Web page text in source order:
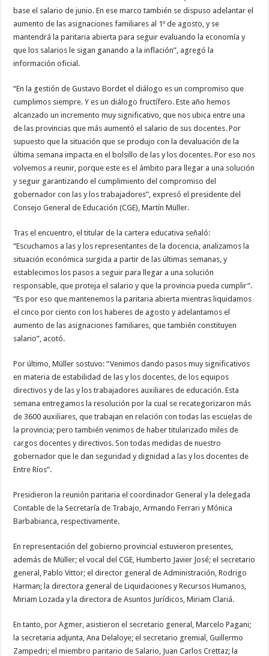
base el salario de junio. En ese marco también se dispuso adelantar el
aumento de las asignaciones familiares al 1º de agosto, y se
mantendrá la paritaria abierta para seguir evaluando la economía y
que los salarios le sigan ganando a la inflación”, agregó la
información oficial.
“En la gestión de Gustavo Bordet el diálogo es un compromiso que
cumplimos siempre. Y es un diálogo fructífero. Este año hemos
alcanzado un incremento muy significativo, que nos ubica entre una
de las provincias que más aumentó el salario de sus docentes. Por
supuesto que la situación que se produjo con la devaluación de la
última semana impacta en el bolsillo de las y los docentes. Por eso nos
volvemos a reunir, porque este es el ámbito para llegar a una solución
y seguir garantizando el cumplimiento del compromiso del
gobernador con las y los trabajadores”, expresó el presidente del
Consejo General de Educación (CGE), Martín Müller.
Tras el encuentro, el titular de la cartera educativa señaló:
“Escuchamos a las y los representantes de la docencia, analizamos la
situación económica surgida a partir de las últimas semanas, y
establecimos los pasos a seguir para llegar a una solución
responsable, que proteja el salario y que la provincia pueda cumplir”.
“Es por eso que mantenemos la paritaria abierta mientras liquidamos
el cinco por ciento con los haberes de agosto y adelantamos el
aumento de las asignaciones familiares, que también constituyen
salario”, acotó.
Por último, Müller sostuvo: “Venimos dando pasos muy significativos
en materia de estabilidad de las y los docentes, de los equipos
directivos y de las y los trabajadores auxiliares de educación. Esta
semana entregamos la resolución por la cual se recategorizaron más
de 3600 auxiliares, que trabajan en relación con todas las escuelas de
la provincia; pero también venimos de haber titularizado miles de
cargos docentes y directivos. Son todas medidas de nuestro
gobernador que le dan seguridad y dignidad a las y los docentes de
Entre Ríos”.
Presidieron la reunión paritaria el coordinador General y la delegada
Contable de la Secretaría de Trabajo, Armando Ferrari y Mónica
Barbabianca, respectivamente.
En representación del gobierno provincial estuvieron presentes,
además de Müller; el vocal del CGE, Humberto Javier José; el secretario
general, Pablo Vittor; el director general de Administración, Rodrigo
Harman; la directora general de Liquidaciones y Recursos Humanos,
Miriam Lozada y la directora de Asuntos Jurídicos, Miriam Clariá.
En tanto, por Agmer, asistieron el secretario general, Marcelo Pagani;
la secretaria adjunta, Ana Delaloye; el secretario gremial, Guillermo
Zampedri; el miembro paritario de Salario, Juan Carlos Crettaz; la